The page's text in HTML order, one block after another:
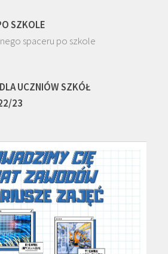
SZKOLE
spaceru po szkole
UCZNIÓW SZKÓŁ
23